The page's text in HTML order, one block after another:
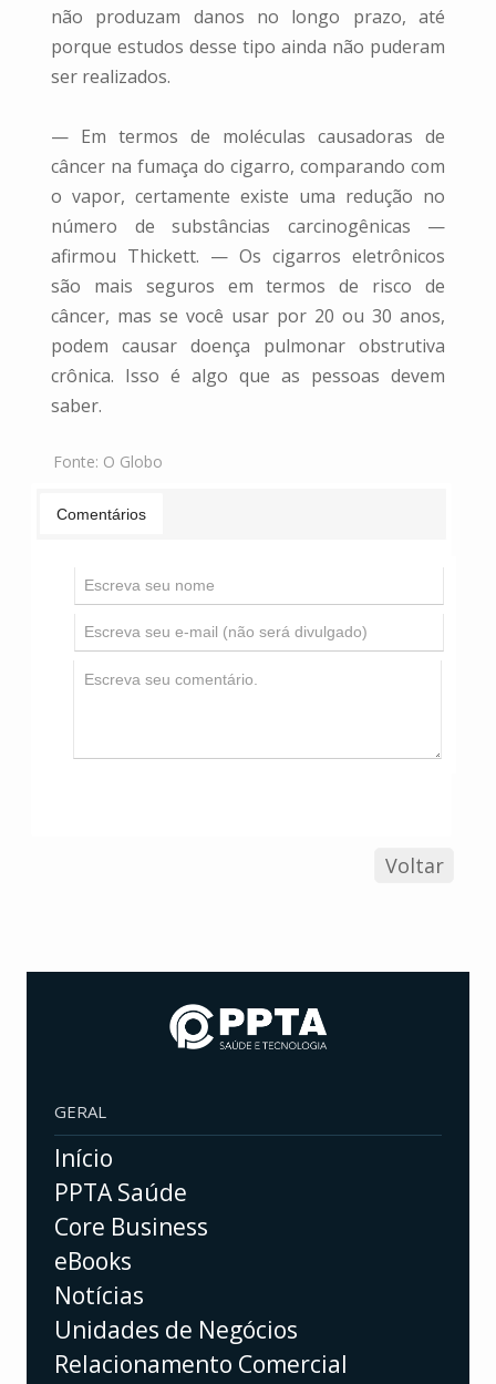
não produzam danos no longo prazo, até
porque estudos desse tipo ainda não puderam
ser realizados.
— Em termos de moléculas causadoras de
câncer na fumaça do cigarro, comparando com
o vapor, certamente existe uma redução no
número de substâncias carcinogênicas —
afirmou Thickett. — Os cigarros eletrônicos
são mais seguros em termos de risco de
câncer, mas se você usar por 20 ou 30 anos,
podem causar doença pulmonar obstrutiva
crônica. Isso é algo que as pessoas devem
saber.
Fonte: O Globo
Comentários
Voltar
GERAL
Início
PPTA Saúde
Core Business
eBooks
Notícias
Unidades de Negócios
Relacionamento Comercial